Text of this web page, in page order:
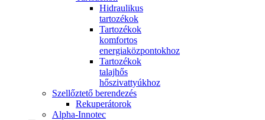
Hidraulikus
tartozékok
Tartozékok
komfortos
energiaközpontokhoz
Tartozékok
talajhős
hőszivattyúkhoz
Szellőztető berendezés
Rekuperátorok
Alpha-Innotec